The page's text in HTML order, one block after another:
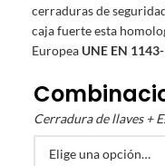
cerraduras de
caja fuerte esta
Europea UNE EN
Cerradura de llaves +